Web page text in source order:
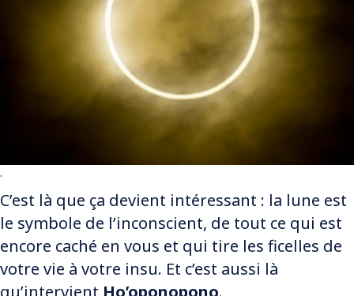
.
C’est là que ça devient intéressant : la lune est
le symbole de l’inconscient, de tout ce qui est
encore caché en vous et qui tire les ficelles de
votre vie à votre insu. Et c’est aussi là
qu’intervient Ho’oponopono.